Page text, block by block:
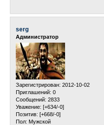
serg
Администратор
Зарегистрирован: 2012-10-02
Приглашений: 0
Сообщений: 2833
Уважение: [+634/-0]
Позитив: [+668/-0]
Пол: Мужской